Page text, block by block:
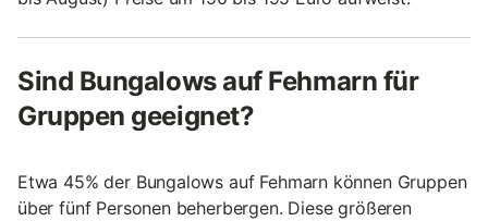
Sind Bungalows auf Fehmarn für
Gruppen geeignet?
Etwa 45% der Bungalows auf Fehmarn können Gruppen
über fünf Personen beherbergen. Diese größeren